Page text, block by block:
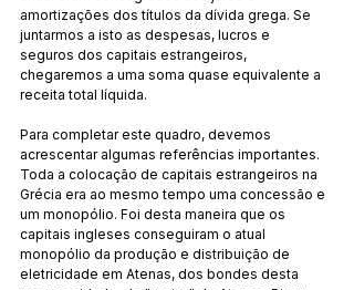
amortizações dos títulos da dívida grega. Se
juntarmos a isto as despesas, lucros e
seguros dos capitais estrangeiros,
chegaremos a uma soma quase equivalente a
receita total líquida.
Para completar este quadro, devemos
acrescentar algumas referências importantes.
Toda a colocação de capitais estrangeiros na
Grécia era ao mesmo tempo uma concessão e
um monopólio. Foi desta maneira que os
capitais ingleses conseguiram o atual
monopólio da produção e distribuição de
eletricidade em Atenas, dos bondes desta